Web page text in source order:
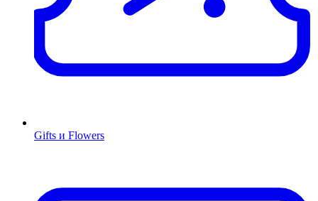
Gifts и Flowers